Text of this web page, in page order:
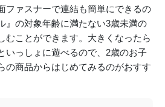
ファスナーで連結も簡単にできるの
』の対象年齢に満たない3歳未満の
むことができます。大きくなったら
いっしょに遊べるので、2歳のお子
の商品からはじめてみるのがおすす